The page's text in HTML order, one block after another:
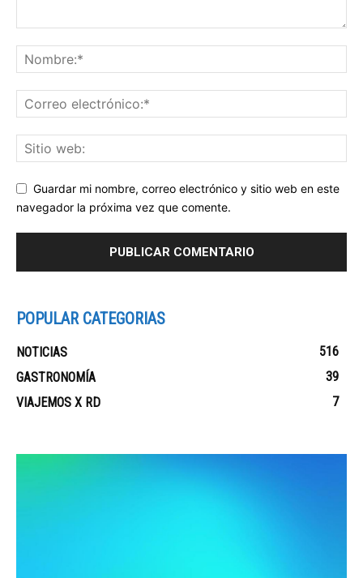
Guardar mi nombre, correo electrónico y sitio web en este
navegador la próxima vez que comente.
POPULAR CATEGORIAS
NOTICIAS
516
GASTRONOMÍA
39
VIAJEMOS X RD
7